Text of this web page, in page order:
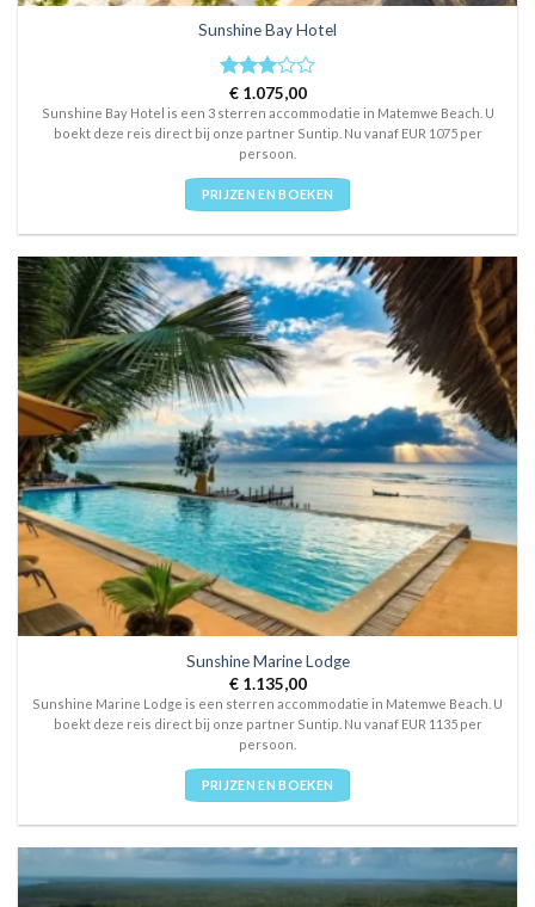
Sunshine Bay Hotel
Rated
3out
of 5
€1.075,00
Sunshine Bay Hotel is een 3 sterren accommodatie in Matemwe Beach. U
boekt deze reis direct bij onze partner Suntip. Nu vanaf EUR 1075 per
persoon.
PRIJZEN EN BOEKEN
Sunshine Marine Lodge
€1.135,00
Sunshine Marine Lodge is een sterren accommodatie in Matemwe Beach. U
boekt deze reis direct bij onze partner Suntip. Nu vanaf EUR 1135 per
persoon.
PRIJZEN EN BOEKEN